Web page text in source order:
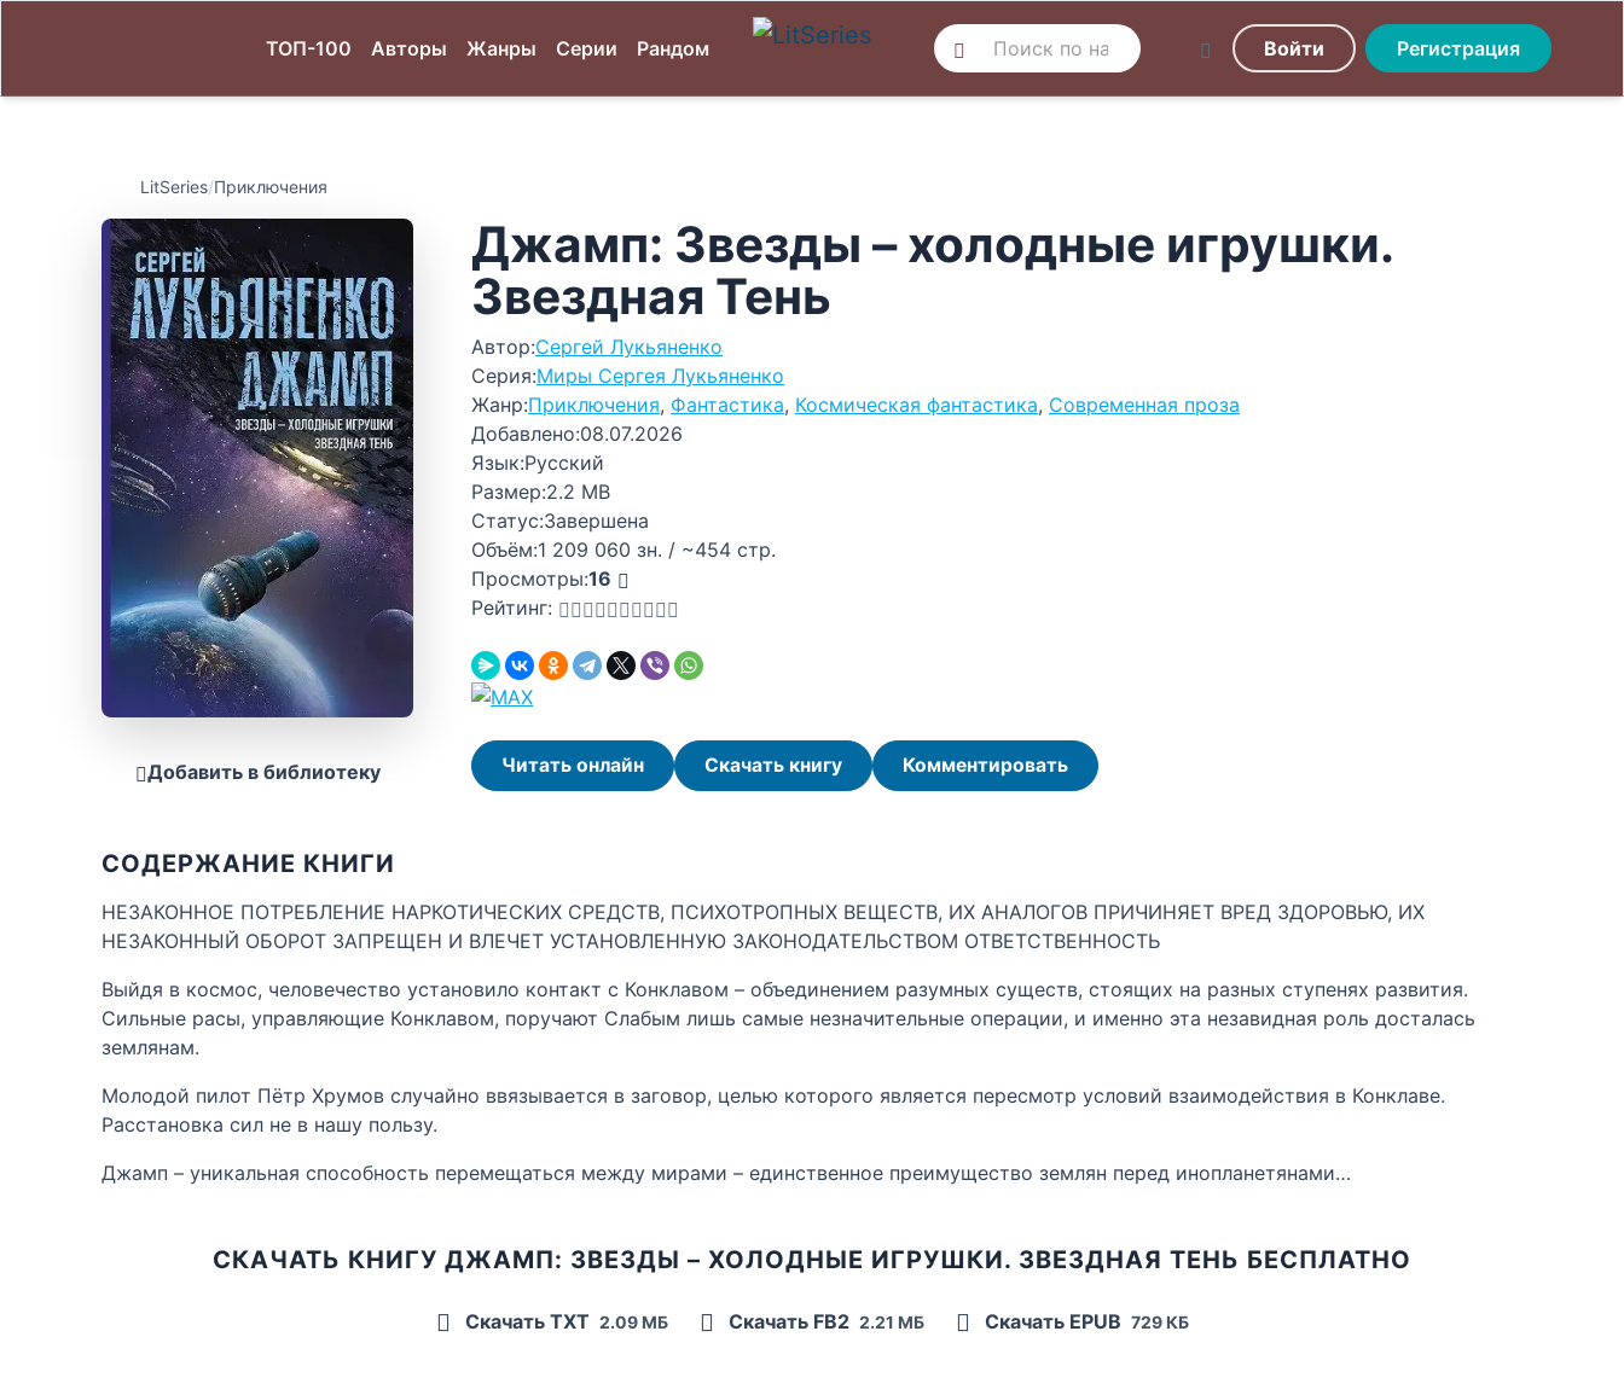
ТОП-100 Авторы Жанры Серии Рандом Войти Регистрация
LitSeries/Приключения
Добавить в библиотеку
Джамп: Звезды – холодные игрушки.
Звездная Тень
Автор:Сергей Лукьяненко
Серия:Миры Сергея Лукьяненко
Жанр:Приключения, Фантастика, Космическая фантастика, Современная проза
Добавлено:08.07.2026
Язык:Русский
Размер:2.2 MB
Статус:Завершена
Объём:1 209 060 зн. / ~454 стр.
Просмотры:16
Рейтинг:
Читать онлайн Скачать книгу Комментировать
СОДЕРЖАНИЕ КНИГИ
НЕЗАКОННОЕ ПОТРЕБЛЕНИЕ НАРКОТИЧЕСКИХ СРЕДСТВ, ПСИХОТРОПНЫХ ВЕЩЕСТВ, ИХ АНАЛОГОВ ПРИЧИНЯЕТ ВРЕД ЗДОРОВЬЮ, ИХ
НЕЗАКОННЫЙ ОБОРОТ ЗАПРЕЩЕН И ВЛЕЧЕТ УСТАНОВЛЕННУЮ ЗАКОНОДАТЕЛЬСТВОМ ОТВЕТСТВЕННОСТЬ
Выйдя в космос, человечество установило контакт с Конклавом – объединением разумных существ, стоящих на разных ступенях развития.
Сильные расы, управляющие Конклавом, поручают Слабым лишь самые незначительные операции, и именно эта незавидная роль досталась
землянам.
Молодой пилот Пётр Хрумов случайно ввязывается в заговор, целью которого является пересмотр условий взаимодействия в Конклаве.
Расстановка сил не в нашу пользу.
Джамп – уникальная способность перемещаться между мирами – единственное преимущество землян перед инопланетянами…
СКАЧАТЬ КНИГУ ДЖАМП: ЗВЕЗДЫ – ХОЛОДНЫЕ ИГРУШКИ. ЗВЕЗДНАЯ ТЕНЬ БЕСПЛАТНО
Скачать TXT 2.09 МБ Скачать FB2 2.21 МБ Скачать EPUB 729 КБ